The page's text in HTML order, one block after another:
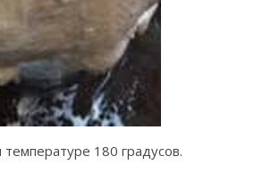
180 градусов.